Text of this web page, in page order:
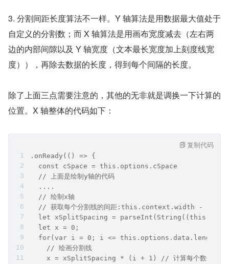
3. 分割间距长度算法不一样。Y 轴算法是用数据最大值处于
自定义的分割数；而 X 轴算法是用画布宽度减去（左右两
边的内部间隙以及 Y 轴宽度（文本最长宽度加上刻度线宽
度）），再除去数据的长度，得到每个间隔的长度。
除了上面三点需要注意的，其他的无非就是调换一下计算的
位置。X 轴整体的代码如下：
.onReady(() => {
  const cSpace = this.options.cSpace
  // 上面是绘制y轴的代码
  ....
  // 绘制x轴
// 获取每个分割线的间距:this.context.width - 20为
let xSplitSpacing =
  let x = 0;
for(var i = 0; i <=
    // 绘画分割线
x = xSplitSpacing * (i + 1) // 计算每个数值的
复制代码